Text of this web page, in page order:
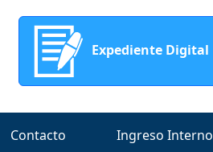
Expediente Digital
Contacto Ingreso Interno